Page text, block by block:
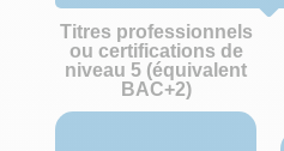
Titres professionnels
ou certifications de
niveau 5 (équivalent
BAC+2)